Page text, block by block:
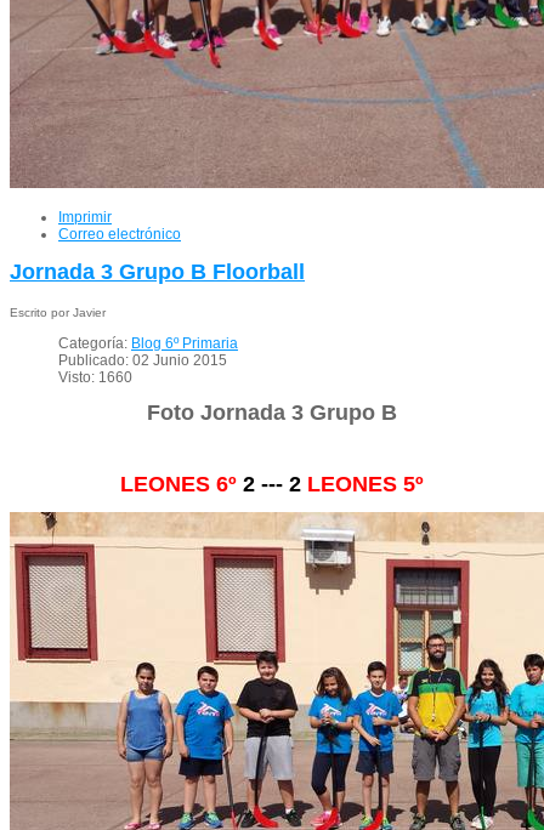
Imprimir
Correo electrónico
Jornada 3 Grupo B Floorball
Escrito por Javier
Categoría: Blog 6º Primaria
Publicado: 02 Junio 2015
Visto: 1660
Foto Jornada 3 Grupo B
LEONES 6º 2 --- 2 LEONES 5º